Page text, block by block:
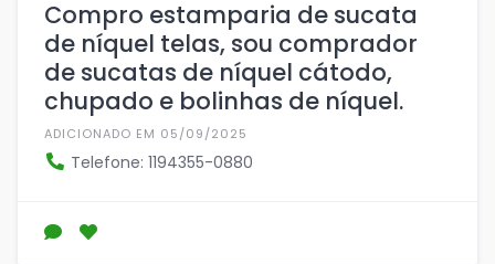
Compro estamparia de sucata
de níquel telas, sou comprador
de sucatas de níquel cátodo,
chupado e bolinhas de níquel.
ADICIONADO EM 05/09/2025
Telefone: 1194355-0880